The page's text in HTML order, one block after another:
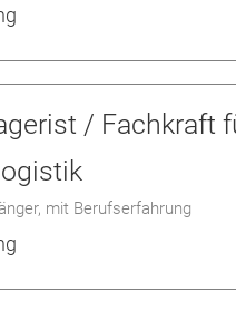
/ Fachkraft
mit Berufserfahrung